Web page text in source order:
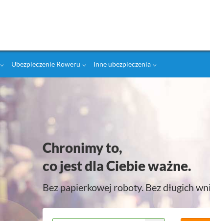
Ubezpieczenie Roweru Inne ubezpieczenia
Chronimy to,
co jest dla Ciebie ważne.
Bez papierkowej roboty. Bez długich